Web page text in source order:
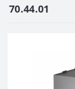
70.44.01